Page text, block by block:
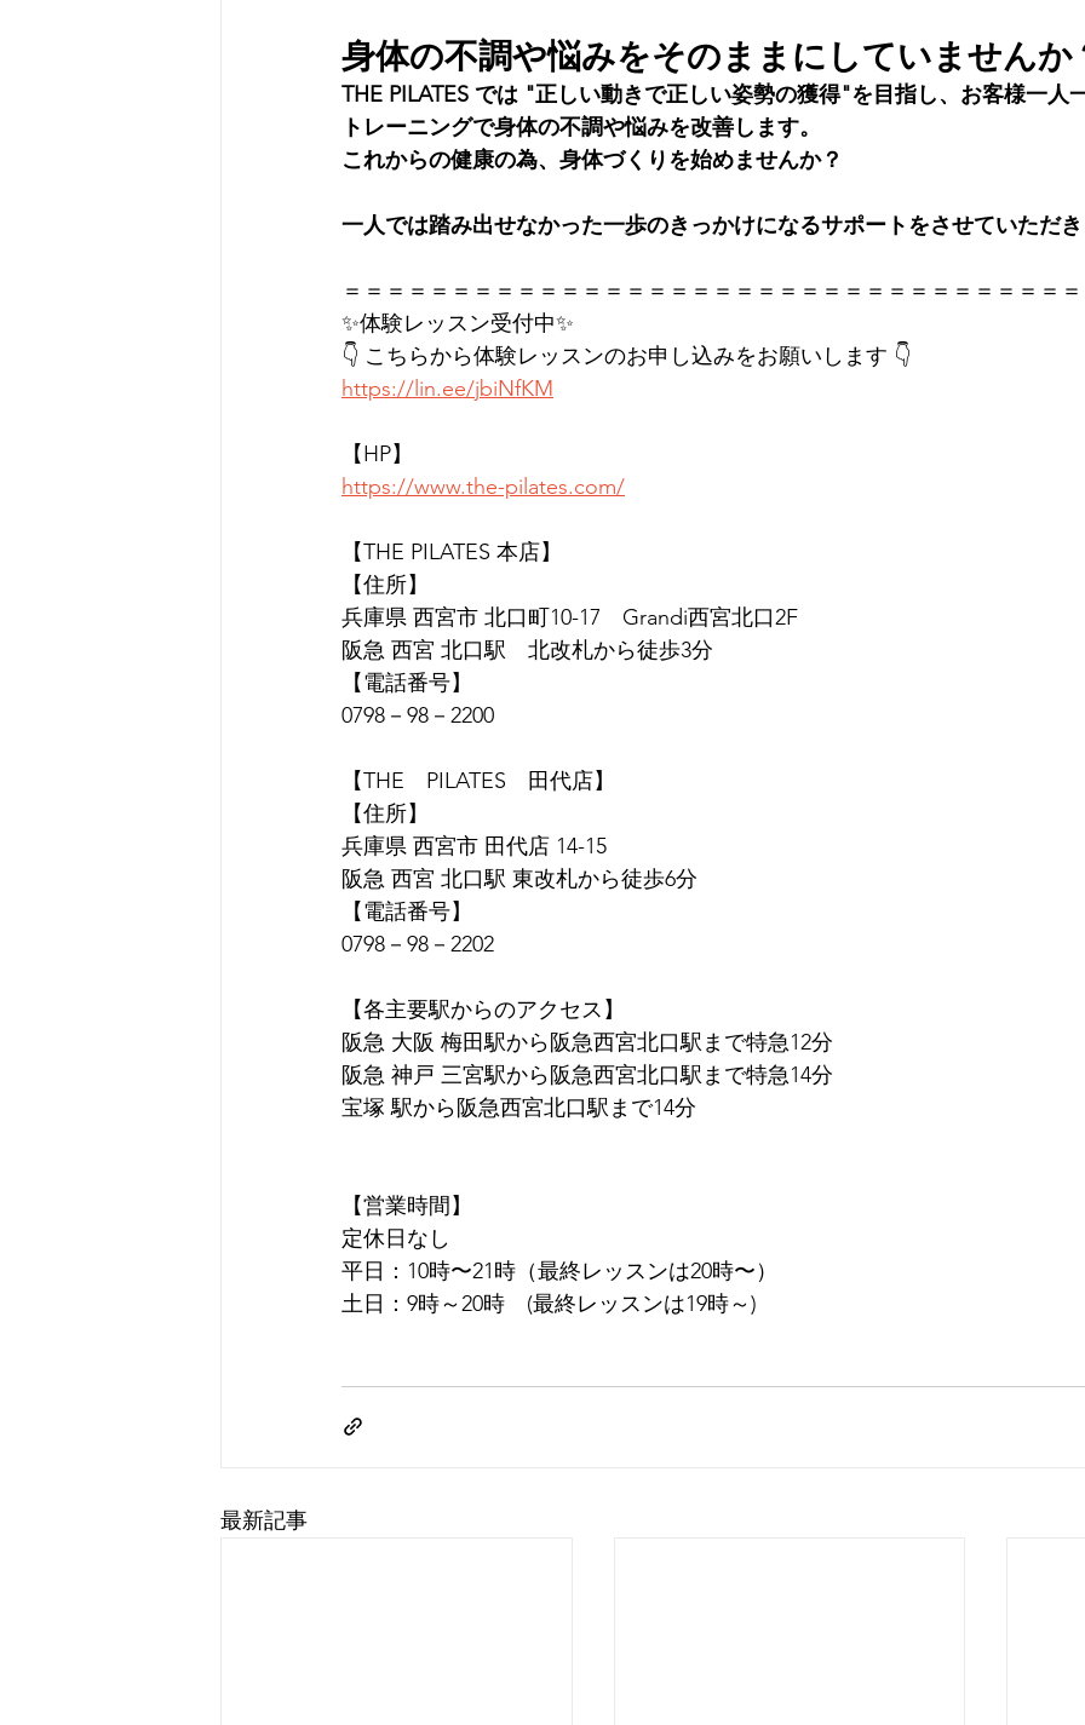
身体の不調や悩みをそのままにしていませんか
THE PILATES では "正しい動きで正しい姿勢の獲得"を目指し、お客様一人
トレーニングで身体の不調や悩みを改善します。
これからの健康の為、身体づくりを始めませんか？
一人では踏み出せなかった一歩のきっかけになるサポートをさせていただ
＝＝＝＝＝＝＝＝＝＝＝＝＝＝＝＝＝＝＝＝＝＝＝＝＝＝＝＝＝＝＝＝＝＝
✨体験レッスン受付中✨
👇 こちらから体験レッスンのお申し込みをお願いします 👇
https://lin.ee/jbiNfKM
【HP】
https://www.the-pilates.com/
【THE PILATES 本店】
【住所】
兵庫県 西宮市 北口町10-17　Grandi西宮北口2F
阪急 西宮 北口駅　北改札から徒歩3分
【電話番号】
0798－98－2200
【THE　PILATES　田代店】
【住所】
兵庫県 西宮市 田代店 14-15
阪急 西宮 北口駅 東改札から徒歩6分
【電話番号】
0798－98－2202
【各主要駅からのアクセス】
阪急 大阪 梅田駅から阪急西宮北口駅まで特急12分
阪急 神戸 三宮駅から阪急西宮北口駅まで特急14分
宝塚 駅から阪急西宮北口駅まで14分
【営業時間】
定休日なし
平日：10時〜21時（最終レッスンは20時〜）
土日：9時～20時　(最終レッスンは19時～)
最新記事